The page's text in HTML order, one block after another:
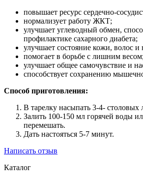
повышает ресурс сердечно-
нормализует работу ЖКТ;
улучшает углеводный обмен,
профилактике сахарного диабета;
улучшает состояние кожи, волос и
помогает в борьбе с лишним весом;
улучшает общее самочувствие и
способствует сохранению
Способ приготовления:
В тарелку насыпать 3-4-
Залить 100-150 мл горячей воды
перемешать.
Дать настояться 5-7 минут.
Написать отзыв
Каталог